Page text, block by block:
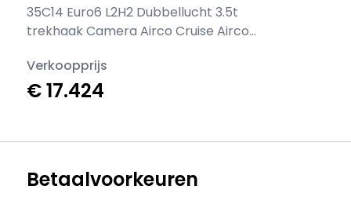
35C14 Euro6 L2H2 Dubbellucht 3.5t
trekhaak Camera Airco Cruise Airco
Verkoopprijs
€ 17.424
Betaalvoorkeuren